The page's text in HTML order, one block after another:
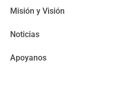
Misión y Visión
Noticias
Apoyanos